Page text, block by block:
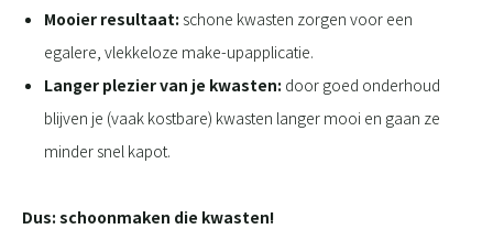
Mooier resultaat: schone kwasten zorgen voor een
egalere, vlekkeloze make-upapplicatie.
Langer plezier van je kwasten: door goed onderhoud
blijven je (vaak kostbare) kwasten langer mooi en gaan ze
minder snel kapot.
Dus: schoonmaken die kwasten!